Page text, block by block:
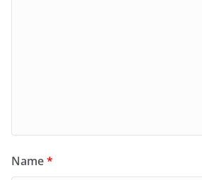
Name*